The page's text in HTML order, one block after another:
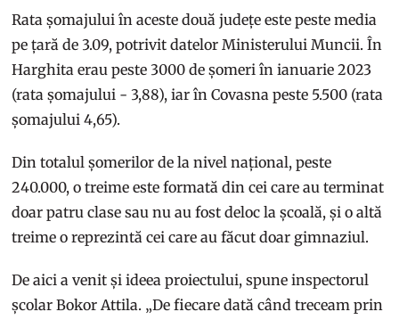
Rata șomajului în aceste două județe este peste media
pe țară de 3.09, potrivit datelor Ministerului Muncii. În
Harghita erau peste 3000 de șomeri în ianuarie 2023
(rata șomajului - 3,88), iar în Covasna peste 5.500 (rata
șomajului 4,65).
Din totalul șomerilor de la nivel național, peste
240.000, o treime este formată din cei care au terminat
doar patru clase sau nu au fost deloc la școală, și o altă
treime o reprezintă cei care au făcut doar gimnaziul.
De aici a venit și ideea proiectului, spune inspectorul
școlar Bokor Attila. „De fiecare dată când treceam prin